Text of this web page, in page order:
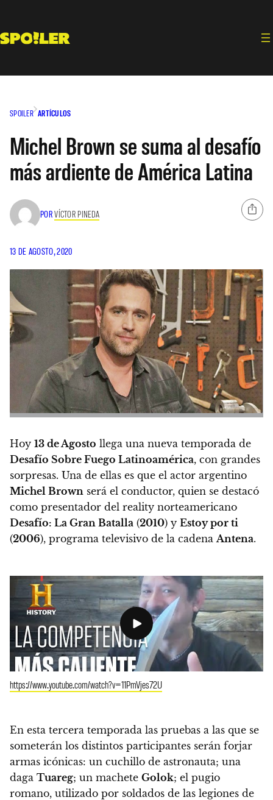
contenido
SPOILER ARTÍCULOS
Michel Brown se suma al desafío
más ardiente de América Latina
PORVÍCTOR PINEDA
13 DE AGOSTO, 2020
Hoy 13 de Agosto llega una nueva temporada de
Desafío Sobre Fuego Latinoamérica, con grandes
sorpresas. Una de ellas es que el actor argentino
Michel Brown será el conductor, quien se destacó
como presentador del reality norteamericano
Desafío: La Gran Batalla (2010) y Estoy por ti
(2006), programa televisivo de la cadena Antena.
https://www.youtube.com/watch?v=11PmVjes72U
En esta tercera temporada las pruebas a las que se
someterán los distintos participantes serán forjar
armas icónicas: un cuchillo de astronauta; una
daga Tuareg; un machete Golok; el pugio
romano, utilizado por soldados de las legiones de